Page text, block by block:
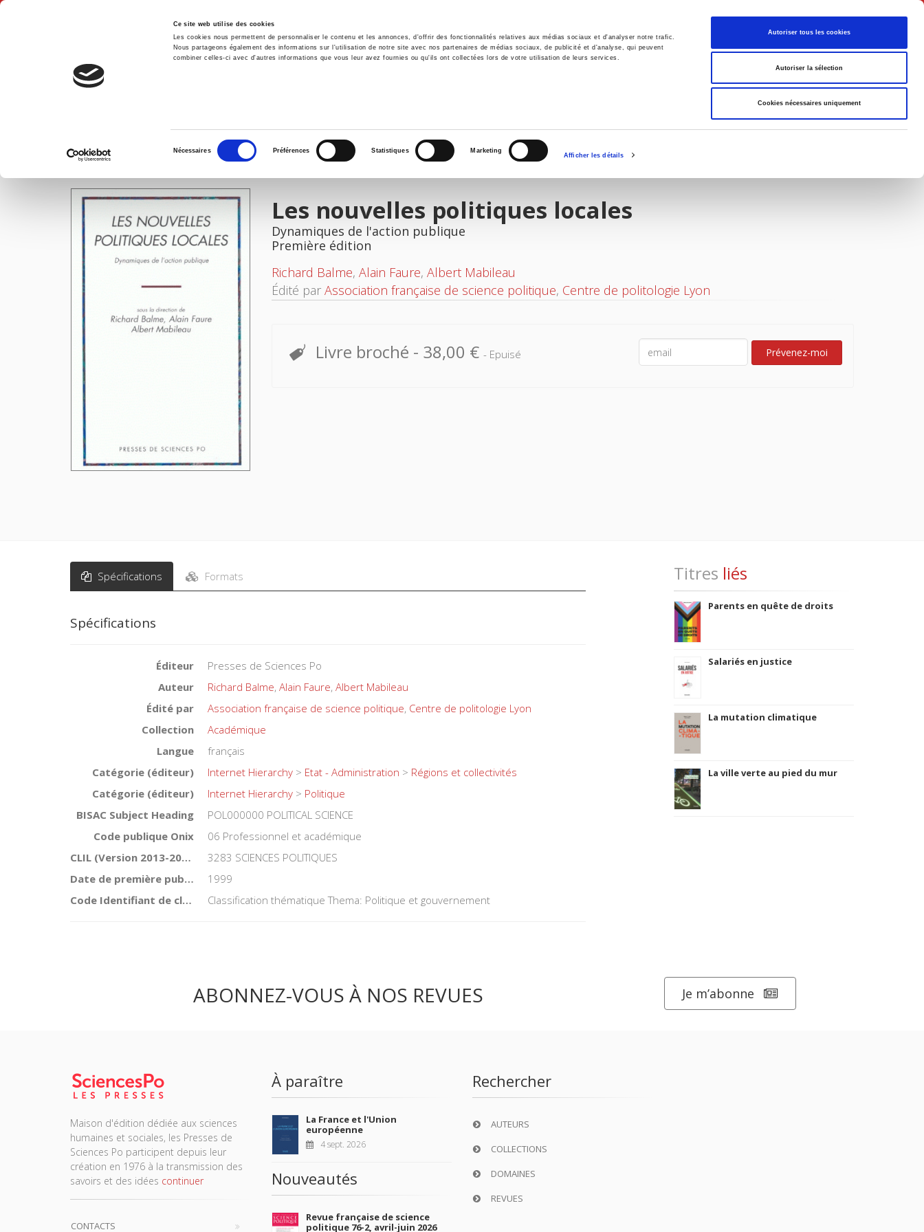
Ce site web utilise des cookies
Les cookies nous permettent de personnaliser le contenu et les annonces, d'offrir des fonctionnalités relatives aux médias sociaux et d'analyser notre trafic.
Nous partageons également des informations sur l'utilisation de notre site avec nos partenaires de médias sociaux, de publicité et d'analyse, qui peuvent
combiner celles-ci avec d'autres informations que vous leur avez fournies ou qu'ils ont collectées lors de votre utilisation de leurs services.
consentement
Nécessaires Préférences Statistiques Marketing
Afficher les détails
Autoriser tous les cookies
Autoriser la sélection
Cookies nécessaires uniquement
Français
Accueil Environnement Histoire International
IMAGES
Les nouvelles politiques locales
Dynamiques de l'action publique
Première édition
Richard Balme, Alain Faure, Albert Mabileau
Édité par Association française de science politique, Centre de politologie Lyon
Livre broché - 38,00 € - Epuisé Prévenez-moi
Spécifications Formats
Spécifications
Éditeur
Presses de Sciences Po
Auteur
Richard Balme, Alain Faure, Albert Mabileau
Édité par
Association française de science politique, Centre de politologie Lyon
Collection
Académique
Langue
français
Catégorie (éditeur)
Internet Hierarchy > Etat - Administration > Régions et collectivités
Catégorie (éditeur)
Internet Hierarchy > Politique
BISAC Subject Heading
POL000000 POLITICAL SCIENCE
Code publique Onix
06 Professionnel et académique
CLIL (Version 2013-2019 )
3283 SCIENCES POLITIQUES
Date de première publication du titre
1999
Code Identifiant de classement sujet
Classification thématique Thema: Politique et gouvernement
Titres liés
Parents en quête de droits
Salariés en justice
La mutation climatique
La ville verte au pied du mur
ABONNEZ-VOUS À NOS REVUES Je m’abonne
Maison d'édition dédiée aux sciences
humaines et sociales, les Presses de
Sciences Po participent depuis leur
création en 1976 à la transmission des
savoirs et des idées continuer
CONTACTS
À paraître
La France et l'Union
européenne
4 sept. 2026
Nouveautés
Revue française de science
politique 76-2, avril-juin 2026
Rechercher
AUTEURS
COLLECTIONS
DOMAINES
REVUES